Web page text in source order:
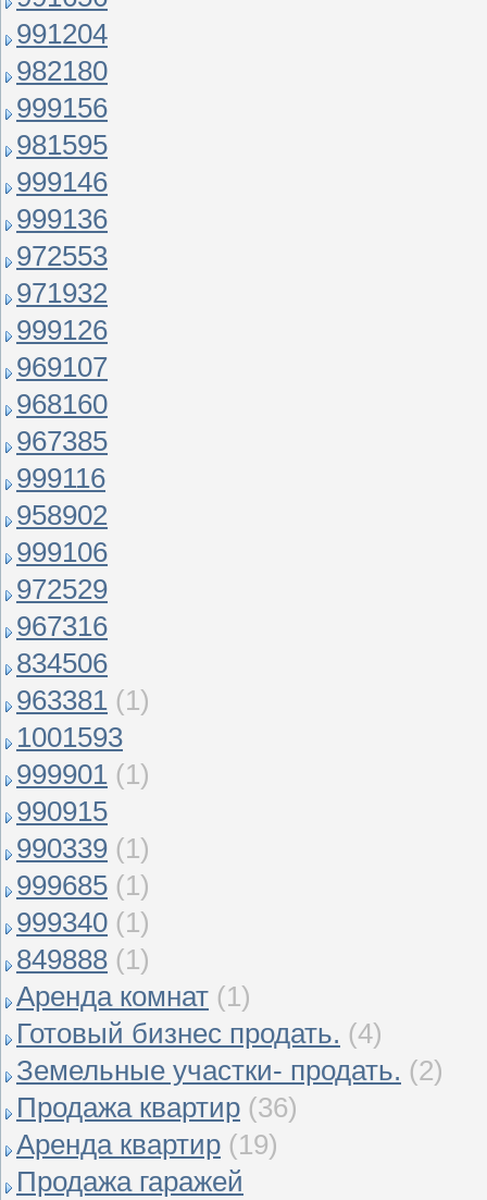
991204
982180
999156
981595
999146
999136
972553
971932
999126
969107
968160
967385
999116
958902
999106
972529
967316
834506
963381 (1)
1001593
999901 (1)
990915
990339 (1)
999685 (1)
999340 (1)
849888 (1)
Аренда комнат (1)
Готовый бизнес продать. (4)
Земельные участки- продать. (2)
Продажа квартир (36)
Аренда квартир (19)
Продажа гаражей